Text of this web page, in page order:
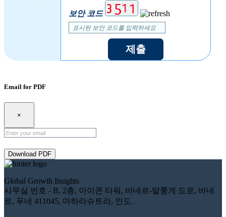
보안 코드
제출
Email for PDF
×
Download PDF
Global Growth Insights
사무실 번호 - B, 2층, 아이콘 타워, 바네르-말룽게 도로, 바네
르, 푸네 411045, 마하라슈트라, 인도.